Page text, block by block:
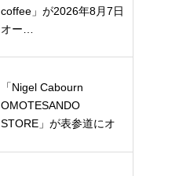
coffee」が2026年8月7日
オー…
「Nigel Cabourn
OMOTESANDO
STORE」が表参道にオ